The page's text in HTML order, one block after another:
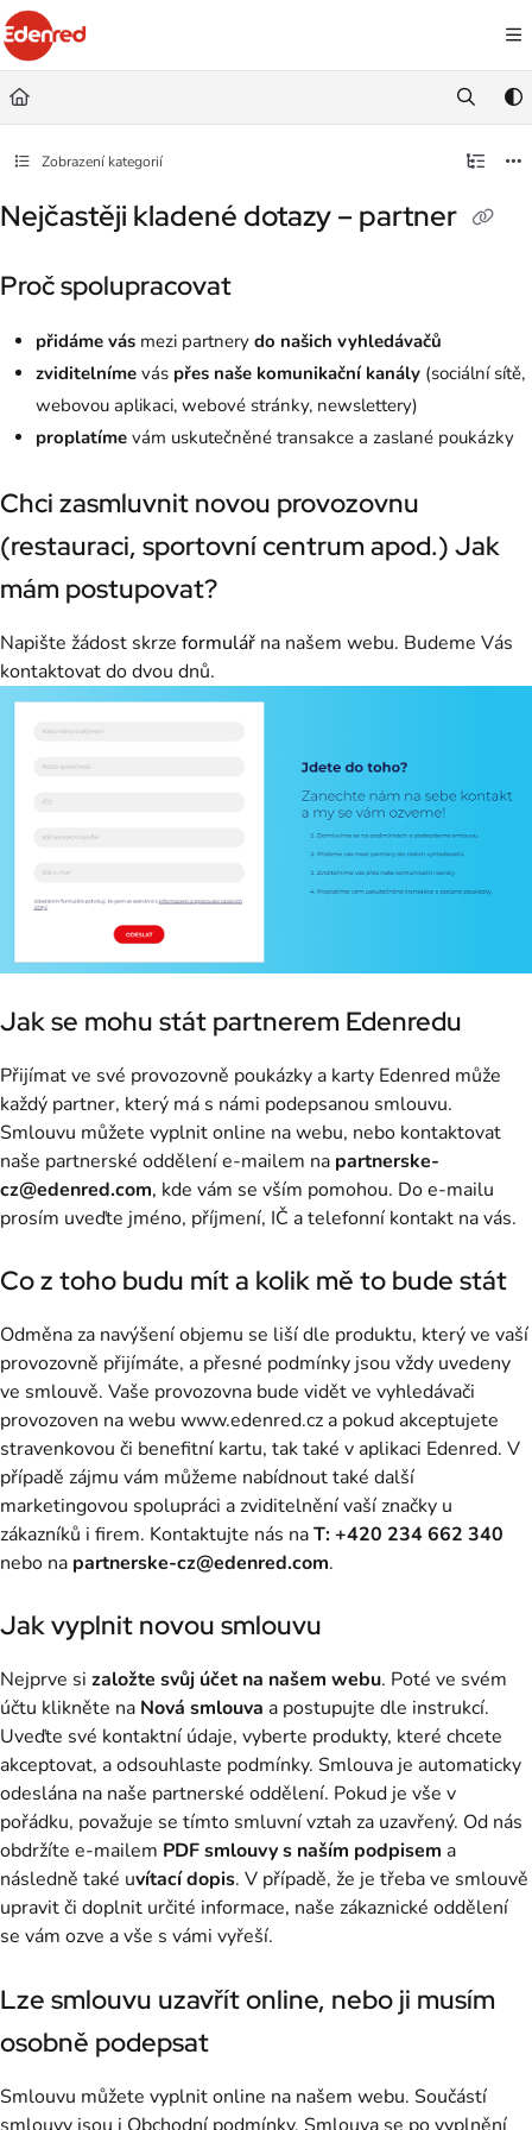
Documentation Index
Fetch the complete documentation index at:
Use this file to discover all available pages before exploring further.
Zobrazení kategorií
Nejčastěji kladené dotazy – partner
Proč spolupracovat
přidáme vás mezi partnery do našich vyhledávačů
zviditelníme vás přes naše komunikační kanály (sociální sítě,
webovou aplikaci, webové stránky, newslettery)
proplatíme vám uskutečněné transakce a zaslané poukázky
Chci zasmluvnit novou provozovnu
(restauraci, sportovní centrum apod.) Jak
mám postupovat?
Napište žádost skrze formulář na našem webu. Budeme Vás
kontaktovat do dvou dnů.
Jak se mohu stát partnerem Edenredu
Přijímat ve své provozovně poukázky a karty Edenred může
každý partner, který má s námi podepsanou smlouvu.
Smlouvu můžete vyplnit online na webu, nebo kontaktovat
naše partnerské oddělení e-mailem na partnerske-
cz@edenred.com, kde vám se vším pomohou. Do e-mailu
prosím uveďte jméno, příjmení, IČ a telefonní kontakt na vás.
Co z toho budu mít a kolik mě to bude stát
Odměna za navýšení objemu se liší dle produktu, který ve vaší
provozovně přijímáte, a přesné podmínky jsou vždy uvedeny
ve smlouvě. Vaše provozovna bude vidět ve vyhledávači
provozoven na webu www.edenred.cz a pokud akceptujete
stravenkovou či benefitní kartu, tak také v aplikaci Edenred. V
případě zájmu vám můžeme nabídnout také další
marketingovou spolupráci a zviditelnění vaší značky u
zákazníků i firem. Kontaktujte nás naT: +420 234 662 340
nebo na partnerske-cz@edenred.com.
Jak vyplnit novou smlouvu
Nejprve si založte svůj účet na našem webu. Poté ve svém
účtu klikněte na Nová smlouva a postupujte dle instrukcí.
Uveďte své kontaktní údaje, vyberte produkty, které chcete
akceptovat, a odsouhlaste podmínky. Smlouva je automaticky
odeslána na naše partnerské oddělení. Pokud je vše v
pořádku, považuje se tímto smluvní vztah za uzavřený. Od nás
obdržíte e-mailem PDF smlouvy s naším podpisem a
následně také uvítací dopis. V případě, že je třeba ve smlouvě
upravit či doplnit určité informace, naše zákaznické oddělení
se vám ozve a vše s vámi vyřeší.
Lze smlouvu uzavřít online, nebo ji musím
osobně podepsat
Smlouvu můžete vyplnit online na našem webu. Součástí